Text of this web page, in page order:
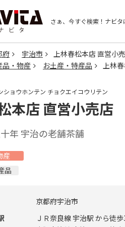
さぁ、今すぐ検索！ ナビタ
府 宇治市
上林春松本店 直営小
品・物産 お土産・特産品 上林
ショウホンテン チョクエイコウリテン
本店 直営小売店
年 宇治の老舗茶舗
産
品
京都府宇治市
ＪＲ奈良線 宇治駅 から徒